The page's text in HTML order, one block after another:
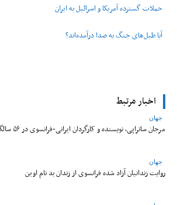
حملات گسترده آمریکا و اسرائیل به ایران
آیا طبل‌های جنگ به صدا درآمده‌اند؟
اخبار مرتبط
جهان
مرجان ساتراپی، نویسنده و کارگردان ایرانی-فرانسوی در ۵۶ سالگی درگذشت
جهان
روایت زندانیان آزاد شده فرانسوی از زندان ‌بد نام اوین